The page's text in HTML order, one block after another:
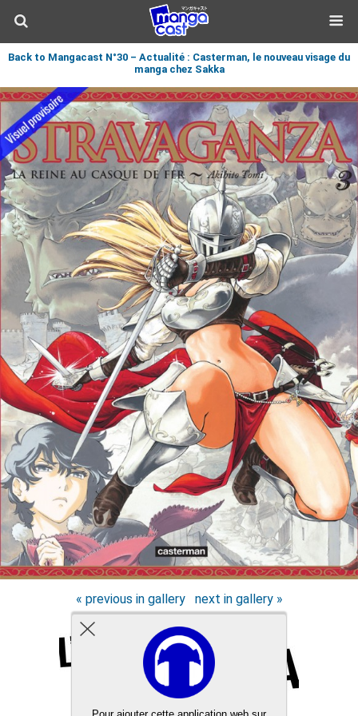
Back to Mangacast N°30 – Actualité : Casterman, le nouveau visage du
manga chez Sakka
« previous in gallery next in gallery »